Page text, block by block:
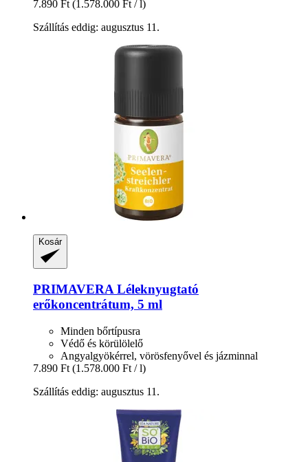
7.890 Ft (1.578.000 Ft / l)
Szállítás eddig: augusztus 11.
Kosár
PRIMAVERA Léleknyugtató
erőkoncentrátum, 5 ml
Minden bőrtípusra
Védő és körülölelő
Angyalgyökérrel, vörösfenyővel és jázminnal
7.890 Ft (1.578.000 Ft / l)
Szállítás eddig: augusztus 11.